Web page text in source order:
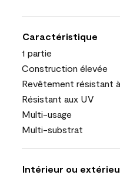
Caractéristique
1 partie
Construction élevée
Revêtement résistant
Résistant aux UV
Multi-usage
Multi-substrat
Intérieur ou